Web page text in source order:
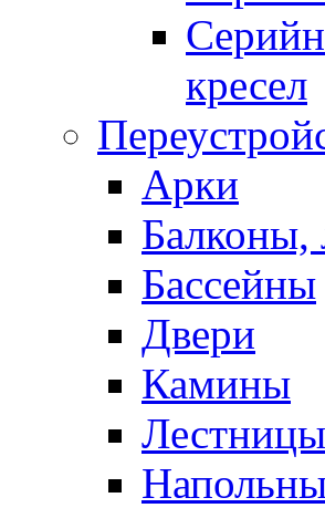
кресел
Арки
Балконы,
Бассейны
Двери
Камины
Лестницы